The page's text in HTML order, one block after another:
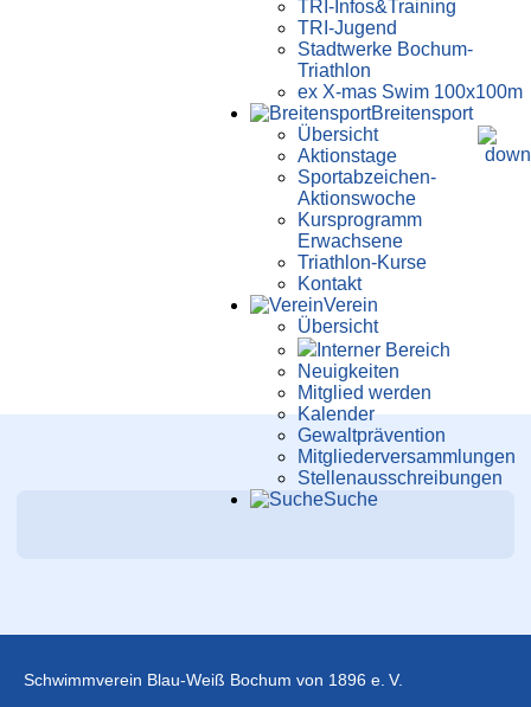
TRI-Infos&Training
TRI-Jugend
Stadtwerke Bochum-
Triathlon
ex X-mas Swim 100x100m
Breiten­sport
Übersicht
Aktionstage
Sportabzeichen-
Aktionswoche
Kursprogramm
Erwachsene
Triathlon-Kurse
Kontakt
Verein
Übersicht
Interner Bereich
Neuigkeiten
Mitglied werden
Kalender
Gewaltprävention
Mitglieder­versammlungen
Stellen­aus­schrei­bungen
Suche
Schwimmverein Blau-Weiß Bochum von 1896 e. V.